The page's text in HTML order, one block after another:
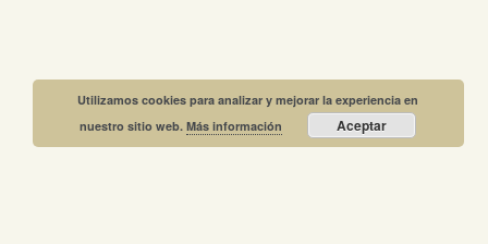
Utilizamos cookies para analizar y mejorar la experiencia en
nuestro sitio web.Más información Aceptar